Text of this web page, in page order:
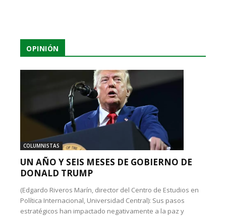
OPINIÓN
COLUMNISTAS
UN AÑO Y SEIS MESES DE GOBIERNO DE
DONALD TRUMP
(Edgardo Riveros Marín, director del Centro de Estudios en
Política Internacional, Universidad Central): Sus pasos
estratégicos han impactado negativamente a la paz y